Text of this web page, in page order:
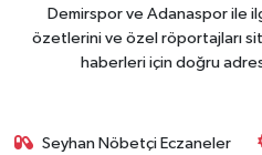
Demirspor ve Adanaspor ile
özetlerini ve özel röportajları
haberleri için doğru
Seyhan Nöbetçi Eczaneler